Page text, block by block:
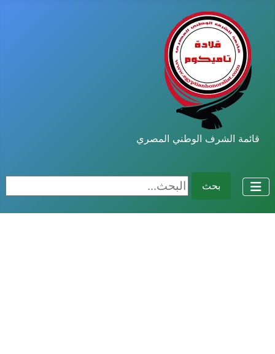
قائمة الشرف الوطني المصري
بحث البحث...